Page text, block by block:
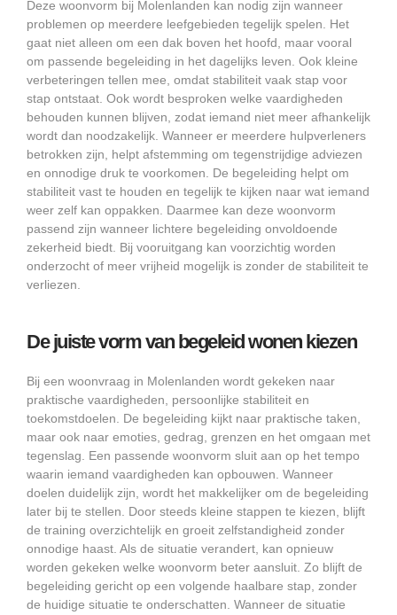
Deze woonvorm bij Molenlanden kan nodig zijn wanneer
problemen op meerdere leefgebieden tegelijk spelen. Het
gaat niet alleen om een dak boven het hoofd, maar vooral
om passende begeleiding in het dagelijks leven. Ook kleine
verbeteringen tellen mee, omdat stabiliteit vaak stap voor
stap ontstaat. Ook wordt besproken welke vaardigheden
behouden kunnen blijven, zodat iemand niet meer afhankelijk
wordt dan noodzakelijk. Wanneer er meerdere hulpverleners
betrokken zijn, helpt afstemming om tegenstrijdige adviezen
en onnodige druk te voorkomen. De begeleiding helpt om
stabiliteit vast te houden en tegelijk te kijken naar wat iemand
weer zelf kan oppakken. Daarmee kan deze woonvorm
passend zijn wanneer lichtere begeleiding onvoldoende
zekerheid biedt. Bij vooruitgang kan voorzichtig worden
onderzocht of meer vrijheid mogelijk is zonder de stabiliteit te
verliezen.
De juiste vorm van begeleid wonen kiezen
Bij een woonvraag in Molenlanden wordt gekeken naar
praktische vaardigheden, persoonlijke stabiliteit en
toekomstdoelen. De begeleiding kijkt naar praktische taken,
maar ook naar emoties, gedrag, grenzen en het omgaan met
tegenslag. Een passende woonvorm sluit aan op het tempo
waarin iemand vaardigheden kan opbouwen. Wanneer
doelen duidelijk zijn, wordt het makkelijker om de begeleiding
later bij te stellen. Door steeds kleine stappen te kiezen, blijft
de training overzichtelijk en groeit zelfstandigheid zonder
onnodige haast. Als de situatie verandert, kan opnieuw
worden gekeken welke woonvorm beter aansluit. Zo blijft de
begeleiding gericht op een volgende haalbare stap, zonder
de huidige situatie te onderschatten. Wanneer de situatie